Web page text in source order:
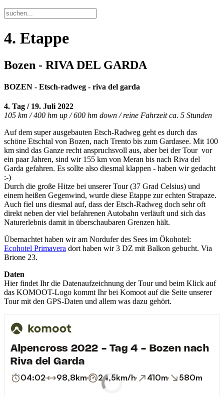
4. Etappe
Bozen - RIVA DEL GARDA
BOZEN - Etsch-radweg - riva del garda
4. Tag / 19. Juli 2022
105 km / 400 hm up / 600 hm down / reine Fahrzeit ca. 5 Stunden
Auf dem super ausgebauten Etsch-Radweg geht es durch das
schöne Etschtal von Bozen, nach Trento bis zum Gardasee. Mit 100
km sind das Ganze recht anspruchsvoll aus, aber bei der Tour vor
ein paar Jahren, sind wir 155 km von Meran bis nach Riva del
Garda gefahren. Es sollte also diesmal klappen - haben wir gedacht
:-)
Durch die große Hitze bei unserer Tour (37 Grad Celsius) und
einem heißen Gegenwind, wurde diese Etappe zur echten Strapaze.
Auch fiel uns diesmal auf, dass der Etsch-Radweg doch sehr oft
direkt neben der viel befahrenen Autobahn verläuft und sich das
Naturerlebnis damit in überschaubaren Grenzen hält.
Übernachtet haben wir am Nordufer des Sees im Ökohotel:
Ecohotel Primavera dort haben wir 3 DZ mit Balkon gebucht. Via
Brione 23.
Daten
Hier findet Ihr die Datenaufzeichnung der Tour und beim Klick auf
das KOMOOT-Logo kommt Ihr bei Komoot auf die Seite unserer
Tour mit den GPS-Daten und allem was dazu gehört.